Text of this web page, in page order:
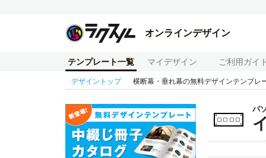
オンラインデザイン
テンプレート一覧 マイデザイン ご利用ガイ
デザイントップ 横断幕・垂れ幕の無料デザインテンプレ
パ